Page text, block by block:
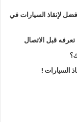
لإنقاذ السيارات في
قبل الاتصال